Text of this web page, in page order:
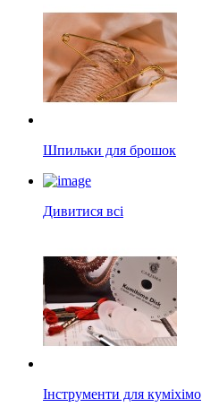
Шпильки для брошок
Дивитися всі
Інструменти для куміхімо